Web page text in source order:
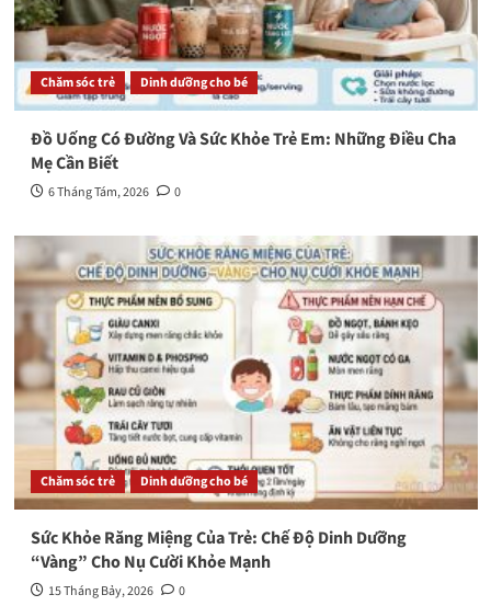
Chăm sóc trẻ Dinh dưỡng cho bé
Đồ Uống Có Đường Và Sức Khỏe Trẻ Em: Những Điều Cha
Mẹ Cần Biết
6 Tháng Tám, 2026 0
Chăm sóc trẻ Dinh dưỡng cho bé
Sức Khỏe Răng Miệng Của Trẻ: Chế Độ Dinh Dưỡng
“Vàng” Cho Nụ Cười Khỏe Mạnh
15 Tháng Bảy, 2026 0